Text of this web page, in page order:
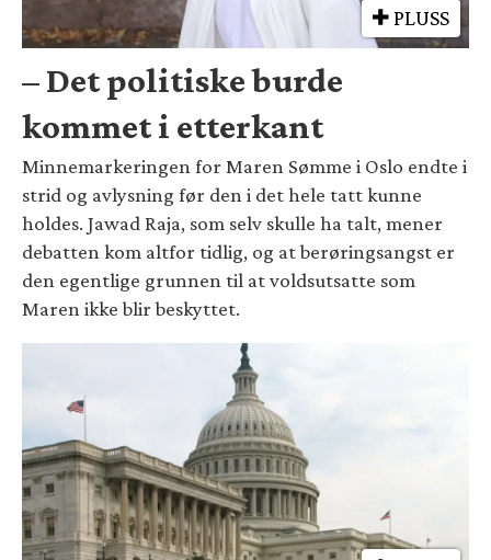
PLUSS
– Det politiske burde
kommet i etterkant
Minnemarkeringen for Maren Sømme i Oslo endte i
strid og avlysning før den i det hele tatt kunne
holdes. Jawad Raja, som selv skulle ha talt, mener
debatten kom altfor tidlig, og at berøringsangst er
den egentlige grunnen til at voldsutsatte som
Maren ikke blir beskyttet.